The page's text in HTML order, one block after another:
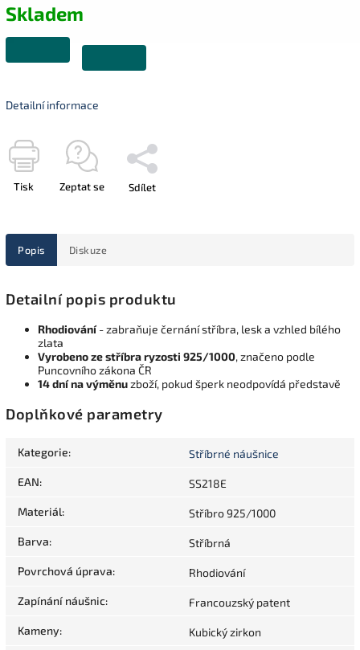
Skladem
Detailní informace
Tisk Zeptat se Sdílet
Popis Diskuze
Detailní popis produktu
Rhodiování- zabraňuje černání stříbra, lesk a vzhled bílého
zlata
Vyrobeno ze stříbra ryzosti 925/1000, značeno podle
Puncovního zákona ČR
14 dní na výměnuzboží, pokud šperk neodpovídá představě
Doplňkové parametry
Kategorie: Stříbrné náušnice
EAN: SS218E
Materiál: Stříbro 925/1000
Barva: Stříbrná
Povrchová úprava: Rhodiování
Zapínání náušnic: Francouzský patent
Kameny: Kubický zirkon